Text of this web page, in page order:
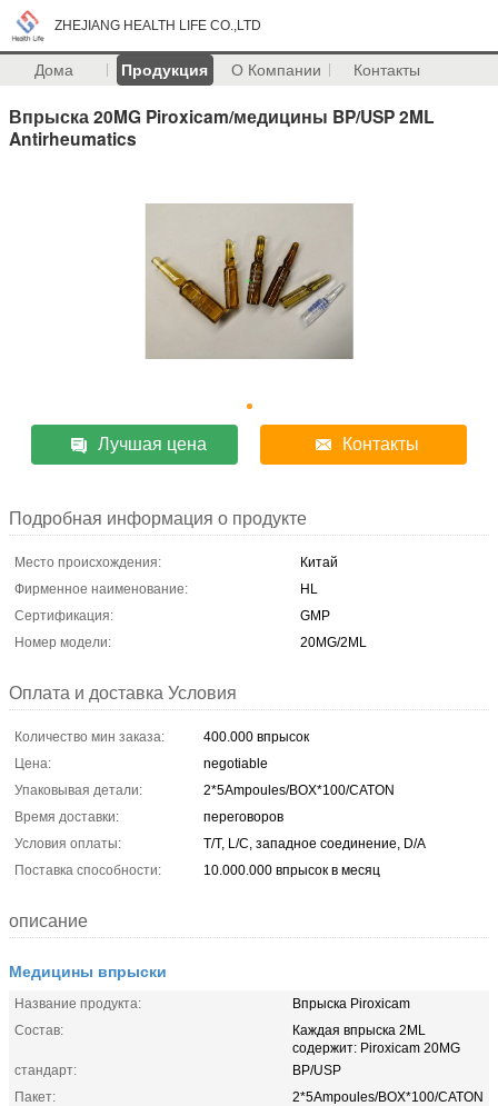
ZHEJIANG HEALTH LIFE CO.,LTD
Дома Продукция О Компании Контакты
Впрыска 20MG Piroxicam/медицины BP/USP 2ML
Antirheumatics
Лучшая цена Контакты
Подробная информация о продукте
Место происхождения:
Китай
Фирменное наименование:
HL
Сертификация:
GMP
Номер модели:
20MG/2ML
Оплата и доставка Условия
Количество мин заказа:
400.000 впрысок
Цена:
negotiable
Упаковывая детали:
2*5Ampoules/BOX*100/CATON
Время доставки:
переговоров
Условия оплаты:
T/T, L/C, западное соединение, D/A
Поставка способности:
10.000.000 впрысок в месяц
описание
Медицины впрыски
Название продукта:
Впрыска Piroxicam
Состав:
Каждая впрыска 2ML
содержит: Piroxicam 20MG
стандарт:
BP/USP
Пакет:
2*5Ampoules/BOX*100/CATON